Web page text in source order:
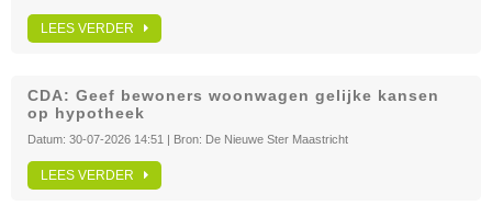
LEES VERDER
CDA: Geef bewoners woonwagen gelijke kansen
op hypotheek
Datum: 30-07-2026 14:51 | Bron: De Nieuwe Ster Maastricht
LEES VERDER